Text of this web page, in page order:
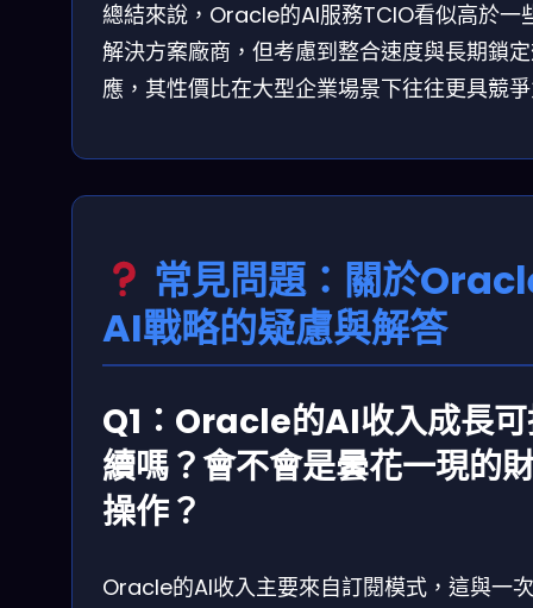
總結來說，Oracle的AI服務TCIO看似高於一
解決方案廠商，但考慮到整合速度與長期鎖
應，其性價比在大型企業場景下往往更具競
常見問題：關於
AI戰略的疑慮與解答
Q1：Oracle的AI收入成長
續嗎？會不會是曇花一現的
操作？
Oracle的AI收入主要來自訂閱模式，這與一